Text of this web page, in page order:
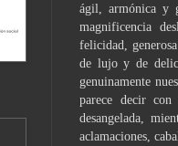
ágil, armónica y
magnificencia
felicidad,
de lujo y de
genuinamente
parece decir con
desangelada,
aclamaciones,